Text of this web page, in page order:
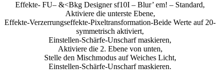
Effekte- FU– &<Bkg Designer sf10I – Blur’ em! – Standard,
Aktiviere die unterste Ebene,
Effekte-Verzerrungseffekte-Pixeltransformation-Beide Werte auf 20-
symmetrisch aktiviert,
Einstellen-Schärfe-Unscharf maskieren,
Aktiviere die 2. Ebene von unten,
Stelle den Mischmodus auf Weiches Licht,
Einstellen-Schärfe-Unscharf maskieren.